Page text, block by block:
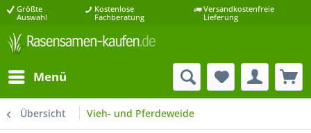
Größte
Auswahl
Kostenlose
Fachberatung
Versandkostenfreie
Lieferung
Menü
Übersicht Vieh- und Pferdeweide